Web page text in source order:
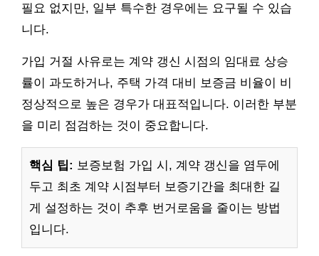
필요 없지만, 일부 특수한 경우에는 요구될 수 있습
니다.
가입 거절 사유로는 계약 갱신 시점의 임대료 상승
률이 과도하거나, 주택 가격 대비 보증금 비율이 비
정상적으로 높은 경우가 대표적입니다. 이러한 부분
을 미리 점검하는 것이 중요합니다.
핵심 팁: 보증보험 가입 시, 계약 갱신을 염두에
두고 최초 계약 시점부터 보증기간을 최대한 길
게 설정하는 것이 추후 번거로움을 줄이는 방법
입니다.